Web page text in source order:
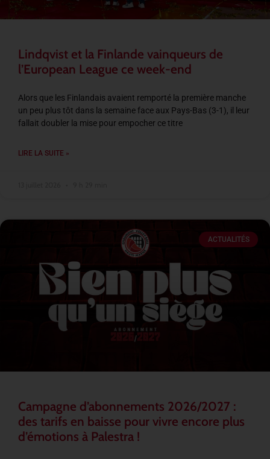
Lindqvist et la Finlande vainqueurs de
l’European League ce week-end
Alors que les Finlandais avaient remporté la première manche
un peu plus tôt dans la semaine face aux Pays-Bas (3-1), il leur
fallait doubler la mise pour empocher ce titre
LIRE LA SUITE »
ACTUALITÉS
Campagne d’abonnements 2026/2027 :
des tarifs en baisse pour vivre encore plus
d’émotions à Palestra !